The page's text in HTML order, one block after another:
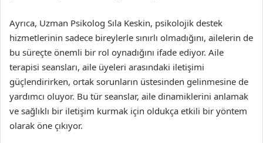
Ayrıca, Uzman Psikolog Sıla Keskin, psikolojik destek
hizmetlerinin sadece bireylerle sınırlı olmadığını, ailelerin de
bu süreçte önemli bir rol oynadığını ifade ediyor. Aile
terapisi seansları, aile üyeleri arasındaki iletişimi
güçlendirirken, ortak sorunların üstesinden gelinmesine de
yardımcı oluyor. Bu tür seanslar, aile dinamiklerini anlamak
ve sağlıklı bir iletişim kurmak için oldukça etkili bir yöntem
olarak öne çıkıyor.